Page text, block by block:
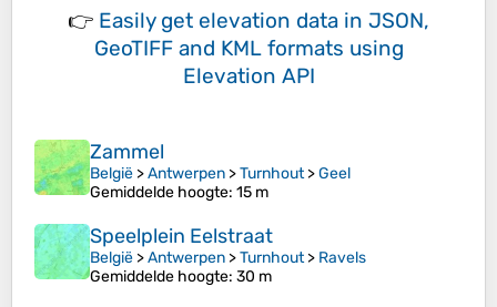
👉 Easily get elevation data in JSON,
GeoTIFF and KML formats using
Elevation API
Zammel
België >Antwerpen >Turnhout>Geel
Gemiddelde hoogte: 15 m
Speelplein Eelstraat
België >Antwerpen >Turnhout> Ravels
Gemiddelde hoogte: 30 m